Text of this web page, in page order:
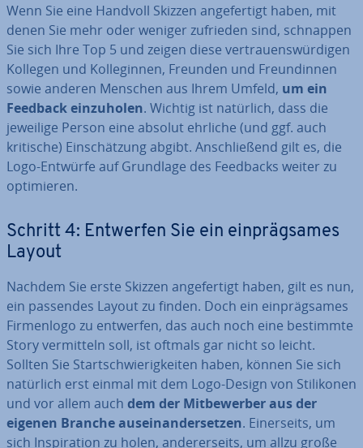
Wenn Sie eine Handvoll Skizzen an­ge­fer­tigt haben, mit
denen Sie mehr oder weniger zufrieden sind, schnappen
Sie sich Ihre Top 5 und zeigen diese ver­trau­ens­wür­di­gen
Kollegen und Kol­le­gin­nen, Freunden und Freun­din­nen
sowie anderen Menschen aus Ihrem Umfeld, um ein
Feedback ein­zu­ho­len. Wichtig ist natürlich, dass die
jeweilige Person eine absolut ehrliche (und ggf. auch
kritische) Ein­schät­zung abgibt. An­schlie­ßend gilt es, die
Logo-Entwürfe auf Grundlage des Feedbacks weiter zu
op­ti­mie­ren.
Schritt 4: Entwerfen Sie ein ein­präg­sa­mes
Layout
Nachdem Sie erste Skizzen an­ge­fer­tigt haben, gilt es nun,
ein passendes Layout zu finden. Doch ein ein­präg­sa­mes
Fir­men­lo­go zu entwerfen, das auch noch eine bestimmte
Story ver­mit­teln soll, ist oftmals gar nicht so leicht.
Sollten Sie Start­schwie­rig­kei­ten haben, können Sie sich
natürlich erst einmal mit dem Logo-Design von Sti­li­ko­nen
und vor allem auch dem der Mit­be­wer­ber aus der
eigenen Branche aus­ein­an­der­set­zen. Ei­ner­seits, um
sich In­spi­ra­ti­on zu holen, an­de­rer­seits, um allzu große